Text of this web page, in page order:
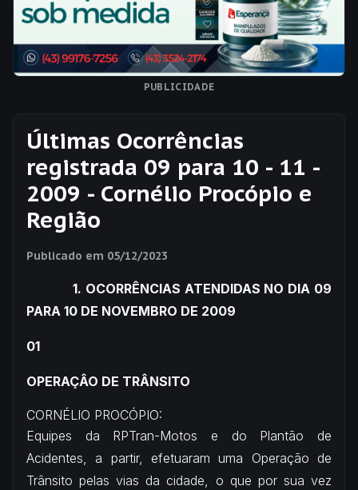
PUBLICIDADE
Últimas Ocorrências
registrada 09 para 10 - 11 -
2009 - Cornélio Procópio e
Região
Publicado em 05/12/2023
1. OCORRÊNCIAS ATENDIDAS NO DIA 09
PARA 10 DE NOVEMBRO DE 2009
01
OPERAÇÂO DE TRÂNSITO
CORNÉLIO PROCÓPIO:
Equipes da RPTran-Motos e do Plantão de
Acidentes, a partir, efetuaram uma Operação de
Trânsito pelas vias da cidade, o que por sua vez